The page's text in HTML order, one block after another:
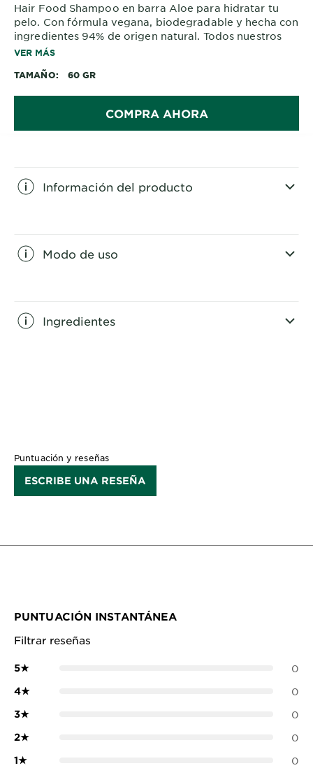
Hair Food Shampoo en barra Aloe para hidratar tu
pelo. Con fórmula vegana, biodegradable y hecha con
ingredientes 94% de origen natural. Todos nuestros
productos son cruelty free.
VER MÁS
TAMAÑO 60 GR
COMPRA AHORA
Información del producto
Modo de uso
Ingredientes
Puntuación y reseñas
ESCRIBE UNA RESEÑA
PUNTUACIÓN INSTANTÁNEA
Filtrar reseñas
5★ 0
4★ 0
3★ 0
2★ 0
1★ 0